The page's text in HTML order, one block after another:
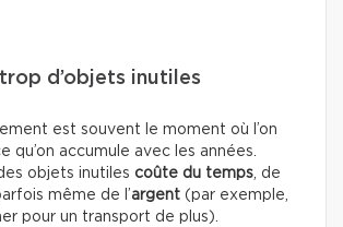
d’objets inutiles
est souvent le moment où l’on
qu’on accumule avec les années.
objets inutiles coûte du temps, de
même de l’argent (par exemple,
pour un transport de plus).